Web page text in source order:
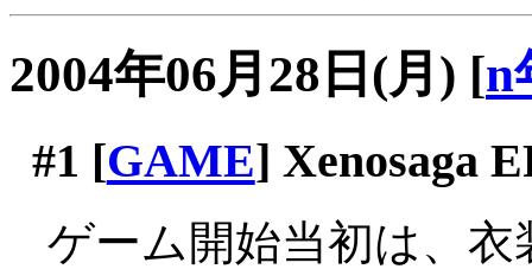
2004年06月28日(月) [n
#1 [GAME] Xenosaga
ゲーム開始当初は、